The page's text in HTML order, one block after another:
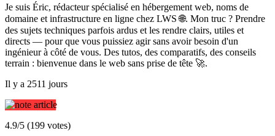
Je suis Éric, rédacteur spécialisé en hébergement web, noms de
domaine et infrastructure en ligne chez LWS 🌐. Mon truc ? Prendre
des sujets techniques parfois ardus et les rendre clairs, utiles et
directs — pour que vous puissiez agir sans avoir besoin d'un
ingénieur à côté de vous. Des tutos, des comparatifs, des conseils
terrain : bienvenue dans le web sans prise de tête 🚀.
Il y a 2511 jours
4.9/5 (199 votes)